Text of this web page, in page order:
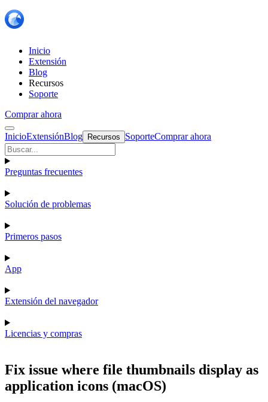
Inicio
Extensión
Blog
Recursos
Soporte
Comprar ahora
InicioExtensiónBlog Recursos SoporteComprar ahora
Preguntas frecuentes
Solución de problemas
Primeros pasos
App
Extensión del navegador
Licencias y compras
Fix issue where file thumbnails display as
application icons (macOS)